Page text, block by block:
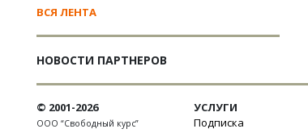
ВСЯ ЛЕНТА
НОВОСТИ ПАРТНЕРОВ
© 2001-2026
ООО “Свободный курс”
УСЛУГИ
Подписка